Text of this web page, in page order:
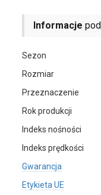
Informacje
Sezon
Rozmiar
Przeznaczenie
Rok produkcji
Indeks nośności
Indeks prędkości
Gwarancja
Etykieta UE